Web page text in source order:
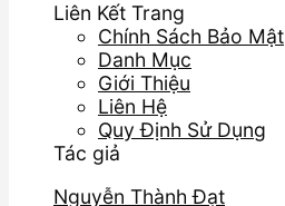
Liên Kết Trang
Chính Sách Bảo Mật
Danh Mục
Giới Thiệu
Liên Hệ
Quy Định Sử Dụng
Tác giả
Nguyễn Thành Đạt